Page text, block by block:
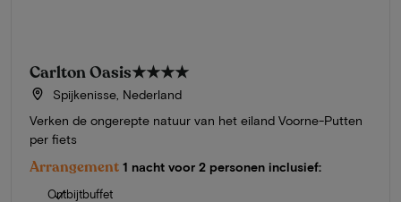
Carlton Oasis★★★★
Spijkenisse, Nederland
Verken de ongerepte natuur van het eiland Voorne-Putten
per fiets
Arrangement 1 nacht voor 2 personen inclusief:
Ontbijtbuffet